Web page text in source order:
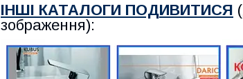
ІНШІ КАТАЛОГИ ПОДИВИТИСЯ
зображення):